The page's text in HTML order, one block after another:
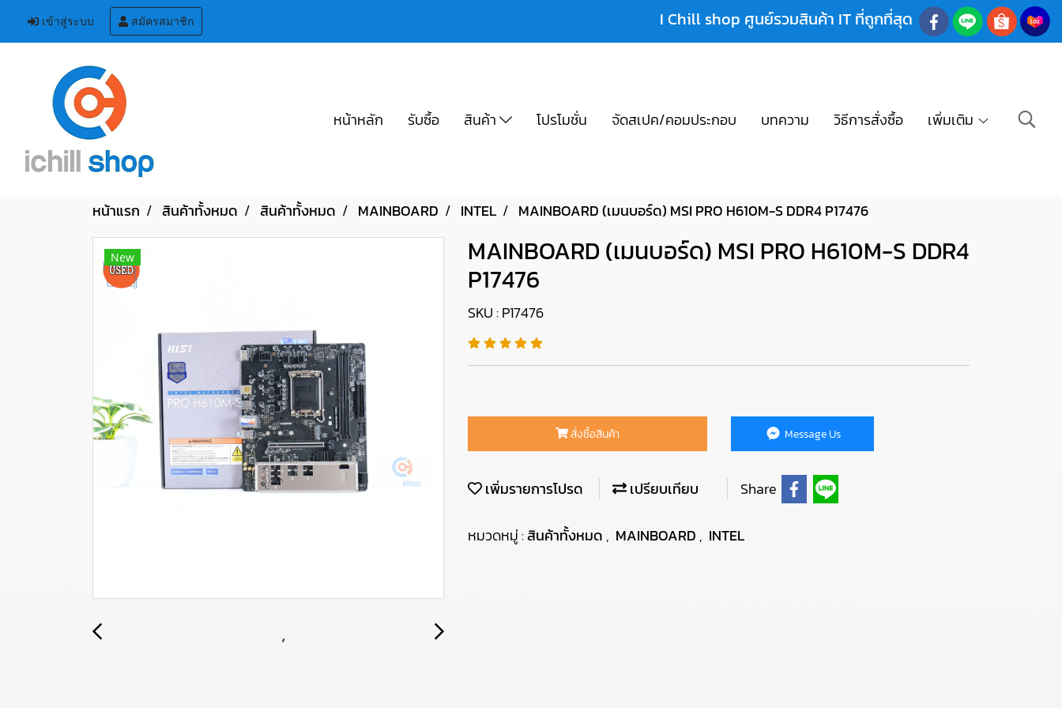
เข้าสู่ระบบ สมัครสมาชิก I Chill shop ศูนย์รวมสินค้า IT ที่ถูกที่สุด
หน้าหลัก รับซื้อ สินค้า โปรโมชั่น จัดสเปค/คอมประกอบ บทความ วิธีการสั่งซื้อ เพิ่มเติม
หน้าแรก สินค้าทั้งหมด สินค้าทั้งหมด MAINBOARD INTEL MAINBOARD (เมนบอร์ด) MSI PRO H610M-S DDR4 P17476
New
MAINBOARD (เมนบอร์ด) MSI PRO H610M-S DDR4
P17476
SKU : P17476
สั่งซื้อสินค้า Message Us
เพิ่มรายการโปรด เปรียบเทียบ Share
หมวดหมู่ :สินค้าทั้งหมด , MAINBOARD , INTEL